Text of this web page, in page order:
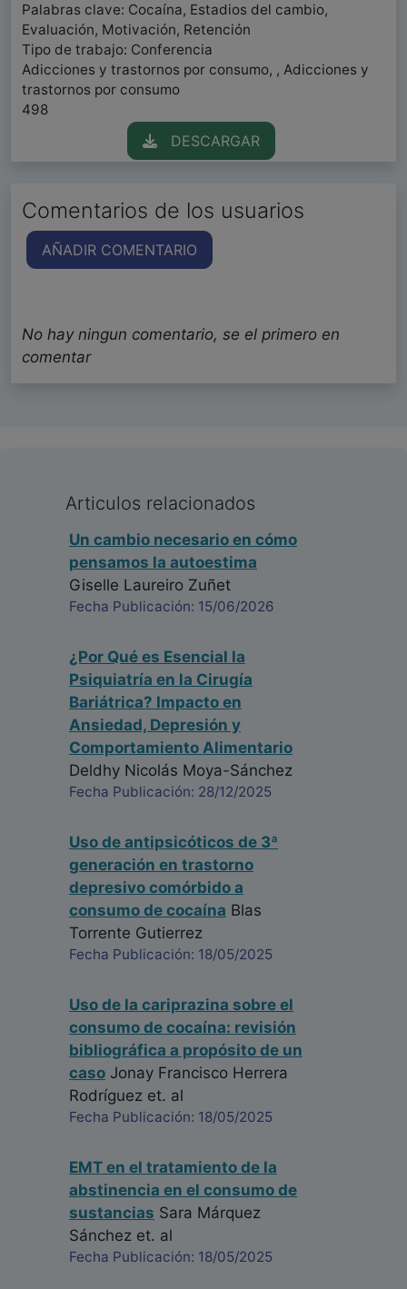
Palabras clave: Cocaína, Estadios del cambio,
Evaluación, Motivación, Retención
Tipo de trabajo: Conferencia
Adicciones y trastornos por consumo, , Adicciones y
trastornos por consumo
498
DESCARGAR
Comentarios de los usuarios
AÑADIR COMENTARIO
No hay ningun comentario, se el primero en
comentar
Articulos relacionados
Un cambio necesario en cómo
pensamos la autoestima
Giselle Laureiro Zuñet
Fecha Publicación: 15/06/2026
¿Por Qué es Esencial la
Psiquiatría en la Cirugía
Bariátrica? Impacto en
Ansiedad, Depresión y
Comportamiento Alimentario
Deldhy Nicolás Moya-Sánchez
Fecha Publicación: 28/12/2025
Uso de antipsicóticos de 3ª
generación en trastorno
depresivo comórbido a
consumo de cocaína Blas
Torrente Gutierrez
Fecha Publicación: 18/05/2025
Uso de la cariprazina sobre el
consumo de cocaína: revisión
bibliográfica a propósito de un
caso Jonay Francisco Herrera
Rodríguez et. al
Fecha Publicación: 18/05/2025
EMT en el tratamiento de la
abstinencia en el consumo de
sustancias Sara Márquez
Sánchez et. al
Fecha Publicación: 18/05/2025